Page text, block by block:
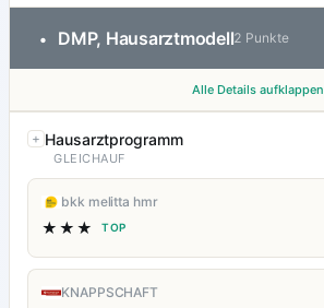
• DMP, Hausarztmodell2 Punkte
Alle Details aufklappen
Hausarztprogramm
GLEICHAUF
bkk melitta hmr
★★★ TOP
KNAPPSCHAFT